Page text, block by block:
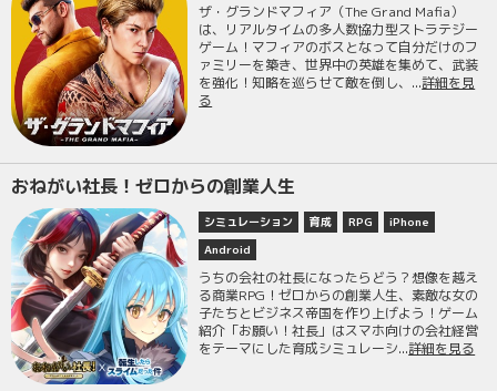
ザ・グランドマフィア（The Grand Mafia）
は、リアルタイムの多人数協力型ストラテジー
ゲーム！マフィアのボスとなって自分だけのフ
ァミリーを築き、世界中の英雄を集めて、武装
を強化！知略を巡らせて敵を倒し、...詳細を見
る
おねがい社長！ゼロからの創業人生
シミュレーション 育成 RPG
iPhone
Android
うちの会社の社長になったらどう？想像を越え
る商業RPG！ゼロからの創業人生、素敵な女の
子たちとビジネス帝国を作り上げよう！ゲーム
紹介「お願い！社長」はスマホ向けの会社経営
をテーマにした育成シミュレーシ...詳細を見る